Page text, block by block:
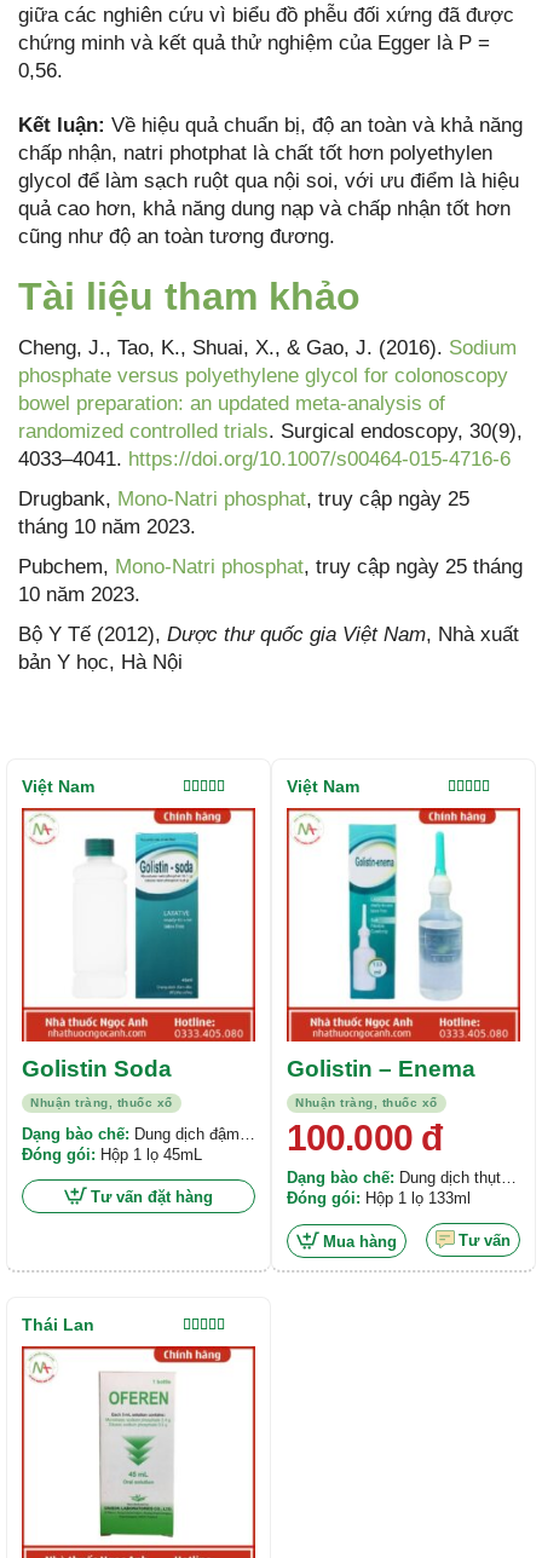
giữa các nghiên cứu vì biểu đồ phễu đối xứng đã được
chứng minh và kết quả thử nghiệm của Egger là P =
0,56.
Kết luận: Về hiệu quả chuẩn bị, độ an toàn và khả năng
chấp nhận, natri photphat là chất tốt hơn polyethylen
glycol để làm sạch ruột qua nội soi, với ưu điểm là hiệu
quả cao hơn, khả năng dung nạp và chấp nhận tốt hơn
cũng như độ an toàn tương đương.
Tài liệu tham khảo
Cheng, J., Tao, K., Shuai, X., & Gao, J. (2016). Sodium
phosphate versus polyethylene glycol for colonoscopy
bowel preparation: an updated meta-analysis of
randomized controlled trials. Surgical endoscopy, 30(9),
4033–4041. https://doi.org/10.1007/s00464-015-4716-6
Drugbank, Mono-Natri phosphat, truy cập ngày 25
tháng 10 năm 2023.
Pubchem, Mono-Natri phosphat, truy cập ngày 25 tháng
10 năm 2023.
Bộ Y Tế (2012), Dược thư quốc gia Việt Nam, Nhà xuất
bản Y học, Hà Nội
Nhuận tràng, thuốc xổ
Golistin Soda
Được xếp
hạng5.00
sao
Dạng bào chế: Dung dịch đậm
đặc để pha uống
Đóng gói: Hộp 1 lọ 45mL
Tư vấn đặt hàng
Việt Nam
Nhuận tràng, thuốc xổ
Golistin – Enema
Được xếp
hạng5.00
100.000đ
Dạng bào chế: Dung dịch thụt
trực tràng
Đóng gói: Hộp 1 lọ 133ml
Mua hàng Tư vấn
Việt Nam
Được xếp
hạng5.00
Thái Lan